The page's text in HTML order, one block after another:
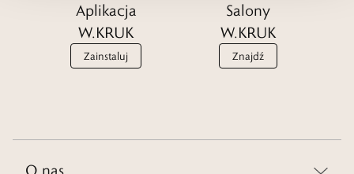
Aplikacja
W.KRUK
Zainstaluj
Salony
W.KRUK
Znajdź
O nas